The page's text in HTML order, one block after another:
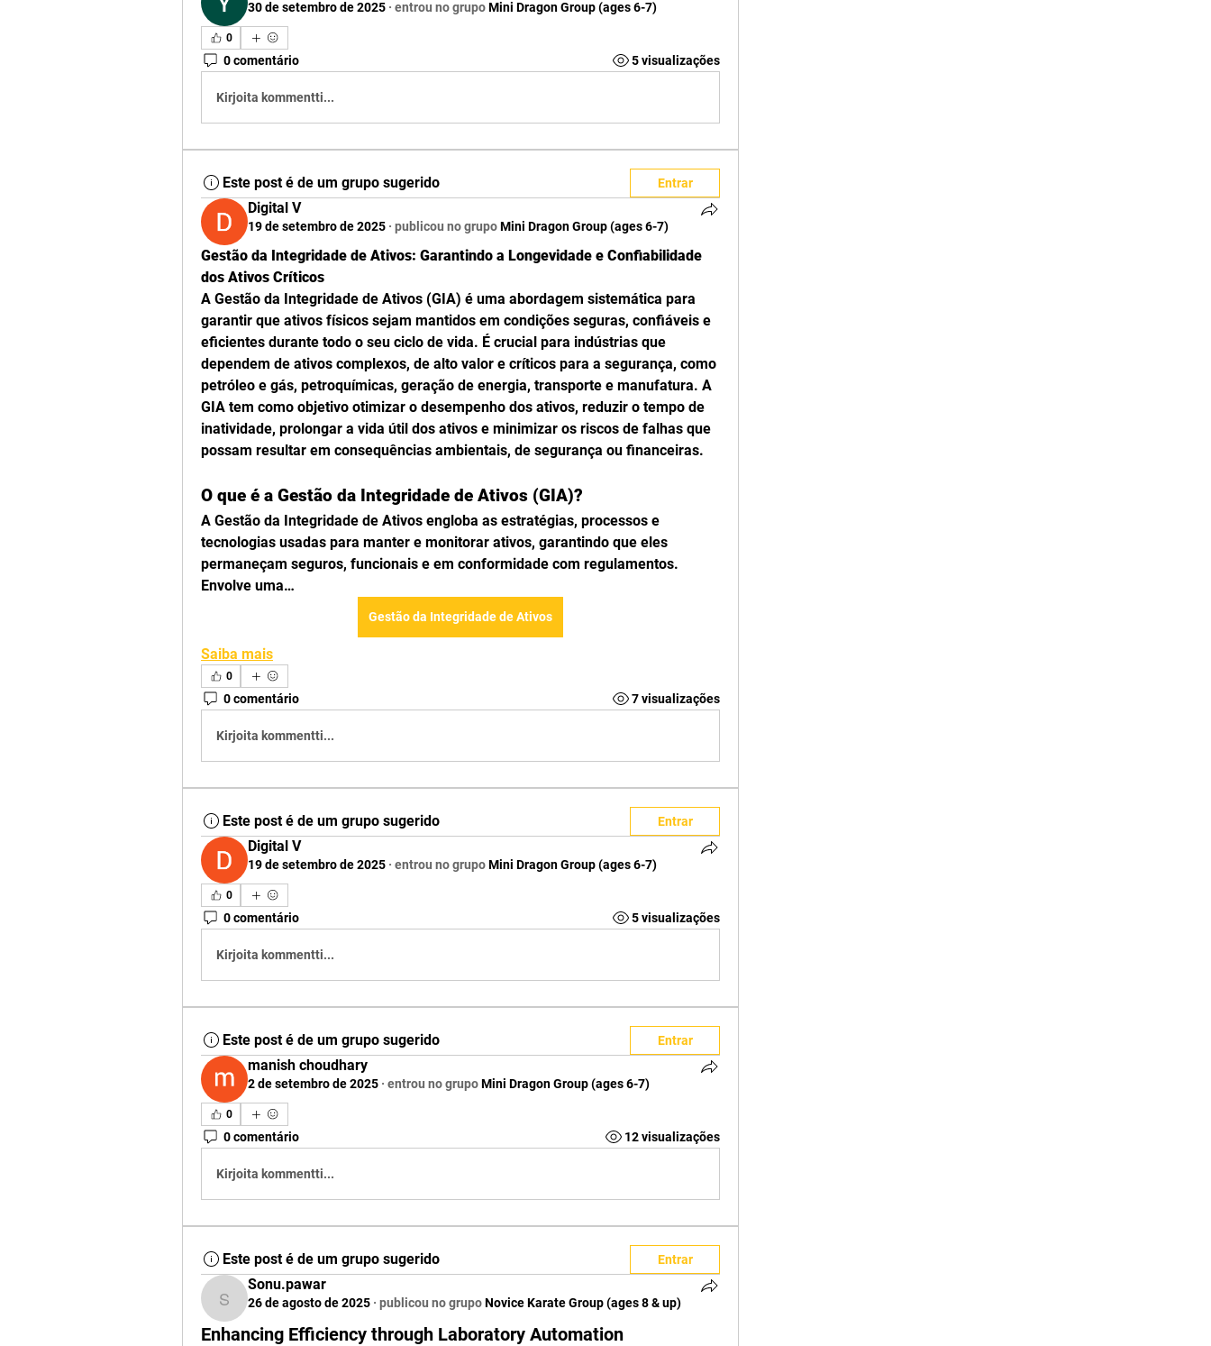
30 de setembro de 2025 · entrou no grupoMini Dragon Group (ages 6-7)
0
0 comentário 5 visualizações
Kirjoita kommentti...
Este post é de um grupo sugerido Entrar
Digital V
19 de setembro de 2025 · publicou no grupoMini Dragon Group (ages 6-7)
Gestão da Integridade de Ativos: Garantindo a Longevidade e Confiabilidade
dos Ativos Críticos
A Gestão da Integridade de Ativos (GIA) é uma abordagem sistemática para
garantir que ativos físicos sejam mantidos em condições seguras, confiáveis e
eficientes durante todo o seu ciclo de vida. É crucial para indústrias que
dependem de ativos complexos, de alto valor e críticos para a segurança, como
petróleo e gás, petroquímicas, geração de energia, transporte e manufatura. A
GIA tem como objetivo otimizar o desempenho dos ativos, reduzir o tempo de
inatividade, prolongar a vida útil dos ativos e minimizar os riscos de falhas que
possam resultar em consequências ambientais, de segurança ou financeiras.
O que é a Gestão da Integridade de Ativos (GIA)?
A Gestão da Integridade de Ativos engloba as estratégias, processos e
tecnologias usadas para manter e monitorar ativos, garantindo que eles
permaneçam seguros, funcionais e em conformidade com regulamentos.
Envolve uma…
Gestão da Integridade de Ativos
Saiba mais
0
0 comentário 7 visualizações
Kirjoita kommentti...
Este post é de um grupo sugerido Entrar
Digital V
19 de setembro de 2025 · entrou no grupoMini Dragon Group (ages 6-7)
0
0 comentário 5 visualizações
Kirjoita kommentti...
Este post é de um grupo sugerido Entrar
manish choudhary
2 de setembro de 2025 · entrou no grupoMini Dragon Group (ages 6-7)
0
0 comentário 12 visualizações
Kirjoita kommentti...
Este post é de um grupo sugerido Entrar
Sonu.pawar
Sonu.pawar
26 de agosto de 2025 · publicou no grupoNovice Karate Group (ages 8 & up)
Enhancing Efficiency through Laboratory Automation